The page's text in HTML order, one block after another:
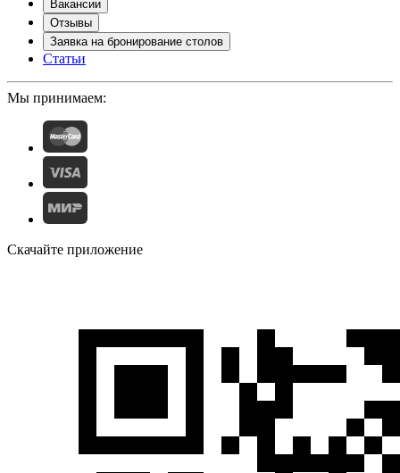
Вакансии
Отзывы
Заявка на бронирование столов
Статьи
Мы принимаем:
Скачайте приложение